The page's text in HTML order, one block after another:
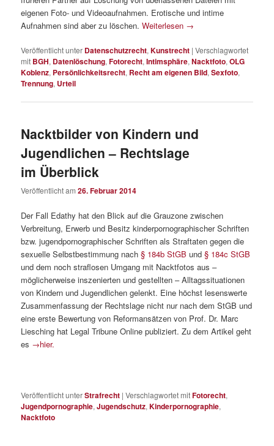
eigenen Foto- und Videoaufnahmen. Erotische und intime
Aufnahmen sind aber zu löschen.Weiterlesen →
Veröffentlicht unter Datenschutzrecht,Kunstrecht |Verschlagwortet
mit BGH, Datenlöschung,Fotorecht,Intimsphäre,Nacktfoto,OLG
Koblenz, Persönlichkeitsrecht, Recht am eigenen Bild,Sexfoto,
Trennung, Urteil
Nacktbilder von Kindern und
Jugendlichen – Rechtslage
im Überblick
Veröffentlicht am26. Februar 2014
Der Fall Edathy hat den Blick auf die Grauzone zwischen
Verbreitung, Erwerb und Besitz kinderpornographischer Schriften
bzw. jugendpornographischer Schriften als Straftaten gegen die
sexuelle Selbstbestimmung nach§ 184b StGB und§ 184c StGB
und dem noch straflosen Umgang mit Nacktfotos aus –
möglicherweise inszenierten und gestellten – Alltagssituationen
von Kindern und Jugendlichen gelenkt. Eine höchst lesenswerte
Zusammenfassung der Rechtslage nicht nur nach dem StGB und
eine erste Bewertung von Reformansätzen von Prof. Dr. Marc
Liesching hat Legal Tribune Online publiziert. Zu dem Artikel geht
es →hier.
Veröffentlicht unterStrafrecht |Verschlagwortet mitFotorecht,
Jugendpornographie,Jugendschutz,Kinderpornographie,
Nacktfoto